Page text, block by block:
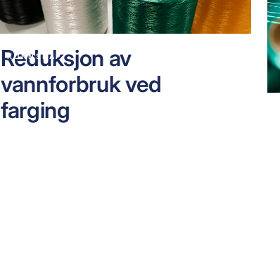
KUNNSKAP
Reduksjon av
vannforbruk ved
farging